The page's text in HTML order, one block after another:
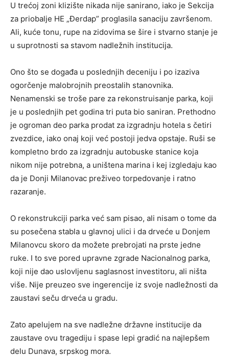
U trećoj zoni klizište nikada nije sanirano, iako je Sekcija
za priobalje HE „Đerdap” proglasila sanaciju završenom.
Ali, kuće tonu, rupe na zidovima se šire i stvarno stanje je
u suprotnosti sa stavom nadležnih institucija.
Ono što se događa u poslednjih deceniju i po izaziva
ogorčenje malobrojnih preostalih stanovnika.
Nenamenski se troše pare za rekonstruisanje parka, koji
je u poslednjih pet godina tri puta bio saniran. Prethodno
je ogroman deo parka prodat za izgradnju hotela s četiri
zvezdice, iako onaj koji već postoji jedva opstaje. Ruši se
kompletno brdo za izgradnju autobuske stanice koja
nikom nije potrebna, a uništena marina i kej izgledaju kao
da je Donji Milanovac preživeo torpedovanje i ratno
razaranje.
O rekonstrukciji parka već sam pisao, ali nisam o tome da
su posečena stabla u glavnoj ulici i da drveće u Donjem
Milanovcu skoro da možete prebrojati na prste jedne
ruke. I to sve pored upravne zgrade Nacionalnog parka,
koji nije dao uslovljenu saglasnost investitoru, ali ništa
više. Nije preuzeo sve ingerencije iz svoje nadležnosti da
zaustavi seču drveća u gradu.
Zato apelujem na sve nadležne državne institucije da
zaustave ovu tragediju i spase lepi gradić na najlepšem
delu Dunava, srpskog mora.